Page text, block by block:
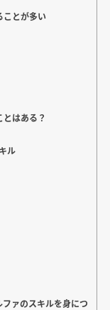
ことが多い
はある？
ル
ァのスキルを身につ